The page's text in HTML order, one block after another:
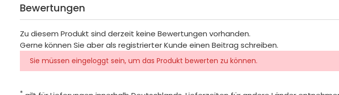
Bewertungen
Zu diesem Produkt sind derzeit keine Bewertungen vorhanden.
Gerne können Sie aber als registrierter Kunde einen Beitrag schreiben.
Sie müssen eingeloggt sein, um das Produkt bewerten zu können.
*